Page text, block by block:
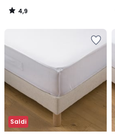
4,9
/
Saldi